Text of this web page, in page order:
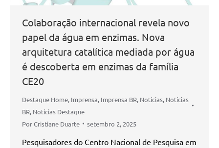
Colaboração internacional revela novo
papel da água em enzimas. Nova
arquitetura catalítica mediada por água
é descoberta em enzimas da família
CE20
Destaque Home, Imprensa, Imprensa BR, Notícias, Notícias
BR, Notícias Destaque
PorCristiane Duarte setembro 2, 2025
Pesquisadores do Centro Nacional de Pesquisa em